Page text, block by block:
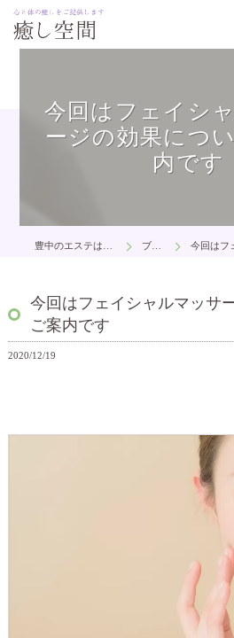
今回はフェイシ
ージの効果につ
内です
ブログ 今回はフェイ
今回はフェイシャルマッサ
ご案内です
2020/12/19